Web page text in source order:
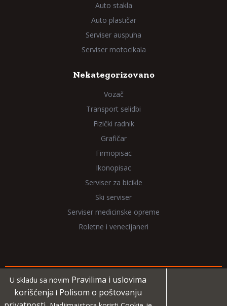
Auto stakla
Auto plastičar
Serviser auspuha
Serviser motocikala
Nekategorizovano
Vozač
Transport selidbi
Fizički radnik
Grafičar
Firmopisac
Ikonopisac
Serviser za bicikle
Ski serviser
Serviser medicinske opreme
Roletne i venecijaneri
Copyright 2026 NadjiMajstora.rs
U skladu sa novim Pravilima i uslovima
korišćenja i Polisom o poštovanju